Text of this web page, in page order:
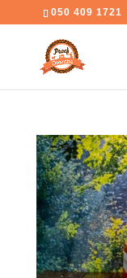
050 409 1721